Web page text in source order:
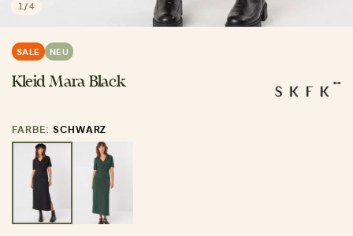
1 /4
SALE NEU
Kleid Mara Black
FARBE: SCHWARZ